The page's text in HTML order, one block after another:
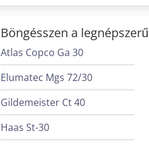
Böngésszen a
Atlas Copco Ga 30
Elumatec Mgs 72/30
Gildemeister Ct 40
Haas St-30